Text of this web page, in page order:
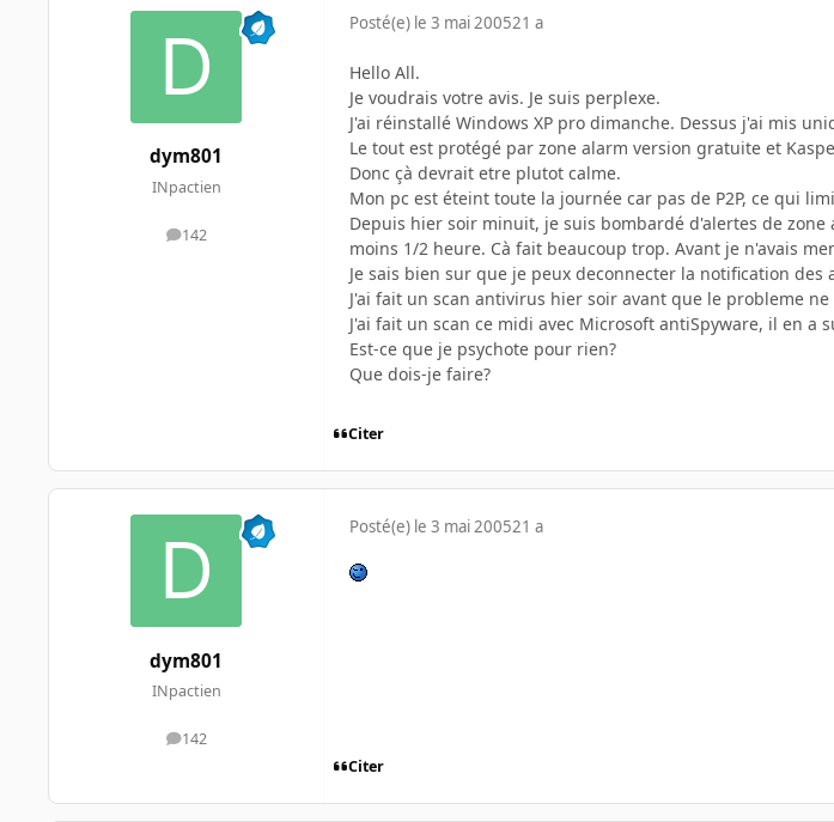
dym801
INpactien
142
messages
Posté(e) le 3 mai 200521 a
Hello All.
Je voudrais votre avis. Je suis perplexe.
J'ai réinstallé Windows XP pro dimanche. Dessus j'ai mis
Le tout est protégé par zone alarm version gratuite et
Donc çà devrait etre plutot calme.
Mon pc est éteint toute la journée car pas de P2P, ce qui
Depuis hier soir minuit, je suis bombardé d'alertes de
moins 1/2 heure. Cà fait beaucoup trop. Avant je n'avais
Je sais bien sur que je peux deconnecter la notification des
J'ai fait un scan antivirus hier soir avant que le probleme ne
J'ai fait un scan ce midi avec Microsoft antiSpyware, il en
Est-ce que je psychote pour rien?
Que dois-je faire?
Citer
dym801
INpactien
142
messages
Posté(e) le 3 mai 200521 a
Citer